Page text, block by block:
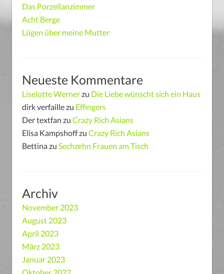
Das Porzellanzimmer
Acht Berge
Lügen über meine Mutter
Neueste Kommentare
Liselotte Wernerzu Die Liebe wünscht sich ein Haus
dirk verfaillezu Effingers
Der textfan zu Crazy Rich Asians
Elisa Kampshoffzu Crazy Rich Asians
Bettinazu Sechzehn Frauen am Tisch
Archiv
November 2023
August 2023
April 2023
März 2023
Januar 2023